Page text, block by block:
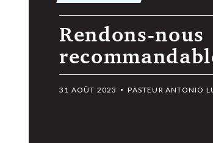
Rendons-nous
31 AOÛT 2023 PASTEUR ANTONIO